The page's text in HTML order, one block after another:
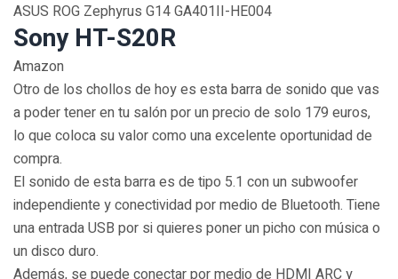
ASUS ROG Zephyrus G14 GA401II-HE004
Sony HT-S20R
Amazon
Otro de los chollos de hoy es esta barra de sonido que vas
a poder tener en tu salón por un precio de solo 179 euros,
lo que coloca su valor como una excelente oportunidad de
compra.
El sonido de esta barra es de tipo 5.1 con un subwoofer
independiente y conectividad por medio de Bluetooth. Tiene
una entrada USB por si quieres poner un picho con música o
un disco duro.
Además, se puede conectar por medio de HDMI ARC y